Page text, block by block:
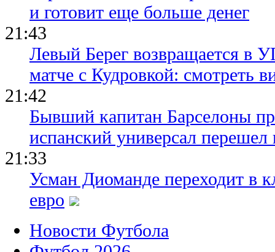
и готовит еще больше денег
21:43
Левый Берег возвращается в
матче с Кудровкой: смотреть
21:42
Бывший капитан Барселоны
испанский универсал перешел
21:33
Усман Диоманде переходит в
евро
Новости Футбола